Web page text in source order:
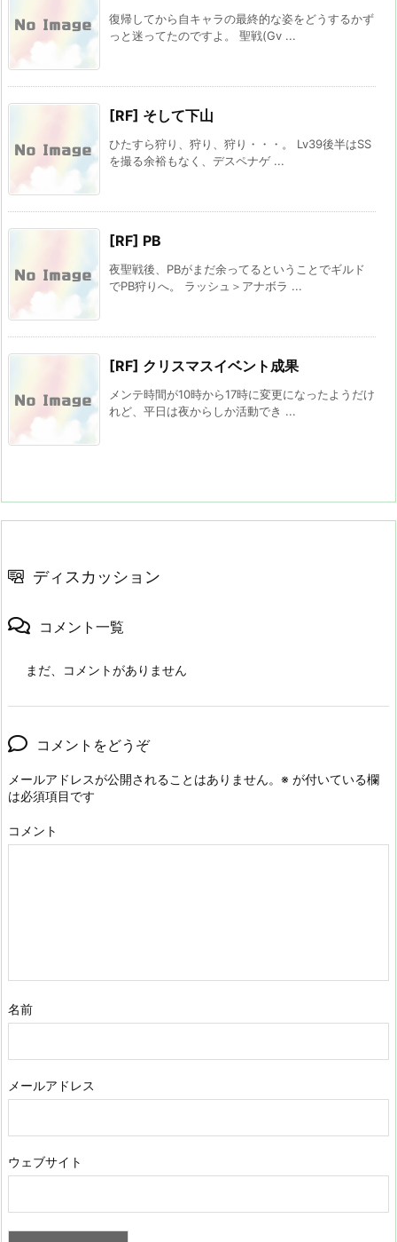
復帰してから自キャラの最終的な姿をどうするかず
っと迷ってたのですよ。 聖戦(Gv ...
[RF] そして下山
ひたすら狩り、狩り、狩り・・・。 Lv39後半はSS
を撮る余裕もなく、デスペナゲ ...
[RF] PB
夜聖戦後、PBがまだ余ってるということでギルド
でPB狩りへ。 ラッシュ＞アナボラ ...
[RF] クリスマスイベント成果
メンテ時間が10時から17時に変更になったようだけ
れど、平日は夜からしか活動でき ...
ディスカッション
コメント一覧
まだ、コメントがありません
コメントをどうぞ
メールアドレスが公開されることはありません。 ※ が付いている欄
は必須項目です
コメント
名前
メールアドレス
ウェブサイト